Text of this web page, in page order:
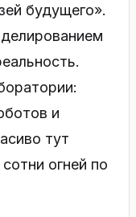
будущего».
и
тут
огней по